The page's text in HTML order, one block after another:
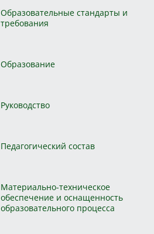
Образовательные стандарты и
требования
Образование
Руководство
Педагогический состав
Материально-техническое
обеспечение и оснащенность
образовательного процесса